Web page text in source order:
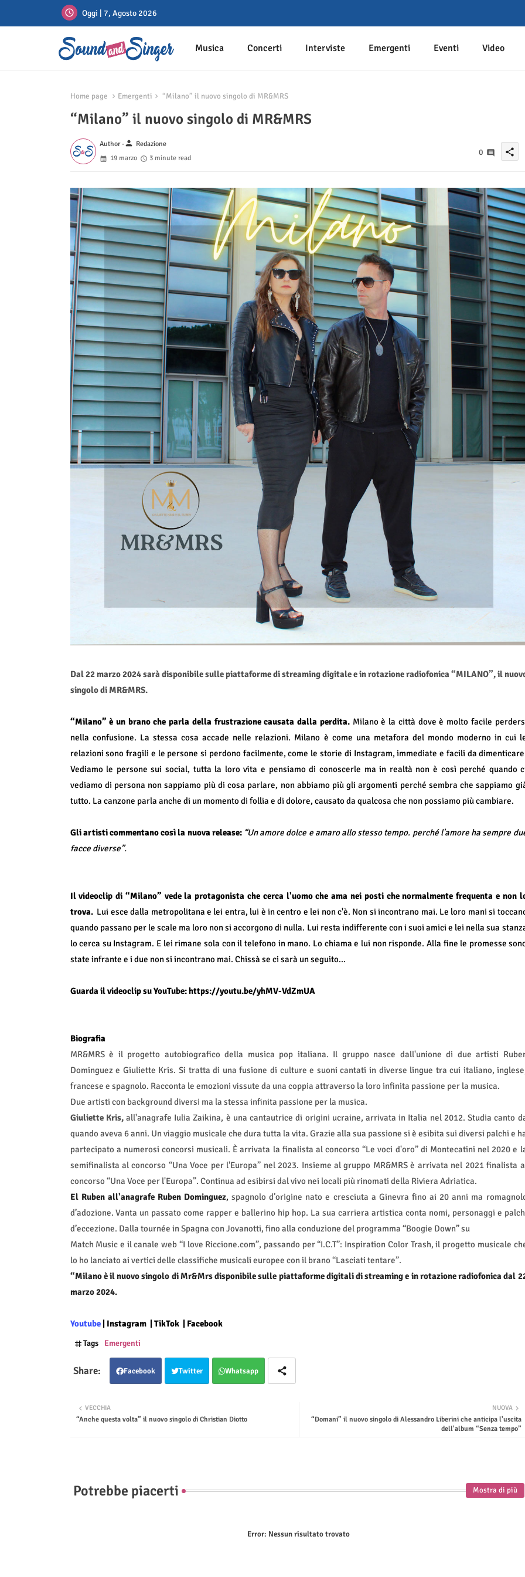
Oggi | 7, Agosto 2026
Musica Concerti Interviste Emergenti Eventi Video
Home page Emergenti “Milano” il nuovo singolo di MR&MRS
“Milano” il nuovo singolo di MR&MRS
Author -person Redazione
19 marzo
3 minute read
0 share
Dal 22 marzo 2024 sarà disponibile sulle piattaforme di streaming digitale e in rotazione radiofonica “MILANO”, il
singolo di MR&MRS.
“Milano” è un brano che parla della frustrazione causata dalla perdita. Milano è la città dove è molto facile
nella confusione. La stessa cosa accade nelle relazioni. Milano è come una metafora del mondo moderno in cui
relazioni sono fragili e le persone si perdono facilmente, come le storie di Instagram, immediate e facili da
Vediamo le persone sui social, tutta la loro vita e pensiamo di conoscerle ma in realtà non è così perché quando
vediamo di persona non sappiamo più di cosa parlare, non abbiamo più gli argomenti perché sembra che sappiamo
tutto. La canzone parla anche di un momento di follia e di dolore, causato da qualcosa che non possiamo più cambiare.
Gli artisti commentano così la nuova release: “Un amore dolce e amaro allo stesso tempo. perché l'amore ha sempre
facce diverse”.
Il videoclip di “Milano” vede la protagonista che cerca l'uomo che ama nei posti che normalmente frequenta e non
trova. Lui esce dalla metropolitana e lei entra, lui è in centro e lei non c'è. Non si incontrano mai. Le loro mani si
quando passano per le scale ma loro non si accorgono di nulla. Lui resta indifferente con i suoi amici e lei nella sua
lo cerca su Instagram. E lei rimane sola con il telefono in mano. Lo chiama e lui non risponde. Alla fine le promesse
state infrante e i due non si incontrano mai. Chissà se ci sarà un seguito...
Guarda il videoclip su YouTube:https://youtu.be/yhMV-VdZmUA
Biografia
MR&MRS è il progetto autobiografico della musica pop italiana. Il gruppo nasce dall'unione di due artisti
Dominguez e Giuliette Kris. Si tratta di una fusione di culture e suoni cantati in diverse lingue tra cui italiano,
francese e spagnolo. Racconta le emozioni vissute da una coppia attraverso la loro infinita passione per la musica.
Due artisti con background diversi ma la stessa infinita passione per la musica.
Giuliette Kris,all'anagrafe Iulia Zaikina, è una cantautrice di origini ucraine, arrivata in Italia nel 2012. Studia canto
quando aveva 6 anni. Un viaggio musicale che dura tutta la vita. Grazie alla sua passione si è esibita sui diversi palchi e
partecipato a numerosi concorsi musicali. È arrivata la finalista al concorso “Le voci d'oro” di Montecatini nel 2020 e
semifinalista al concorso “Una Voce per l'Europa” nel 2023. Insieme al gruppo MR&MRS è arrivata nel 2021 finalista
concorso “Una Voce per l'Europa”. Continua ad esibirsi dal vivo nei locali più rinomati della Riviera Adriatica.
El Ruben all'anagrafe Ruben Dominguez,spagnolo d’origine nato e cresciuta a Ginevra fino ai 20 anni ma
d’adozione. Vanta un passato come rapper e ballerino hip hop. La sua carriera artistica conta nomi, personaggi e
d’eccezione. Dalla tournée in Spagna con Jovanotti, fino alla conduzione del programma “Boogie Down” su
Match Music e il canale web “I love Riccione.com”, passando per “I.C.T”: Inspiration Color Trash, il progetto musicale
lo ho lanciato ai vertici delle classifiche musicali europee con il brano “Lasciati tentare”.
“Milano è il nuovo singolo di Mr&Mrs disponibile sulle piattaforme digitali di streaming e in rotazione radiofonica dal
marzo 2024.
Youtube | Instagram | TikTok | Facebook
Tags Emergenti
Facebook Twitter Whatsapp
NUOVA
“Domani” il nuovo singolo di Alessandro Liberini che anticipa l'uscita
dell'album “Senza tempo”
VECCHIA
“Anche questa volta” il nuovo singolo di Christian Diotto
Potrebbe piacerti Mostra di più
Error: Nessun risultato trovato